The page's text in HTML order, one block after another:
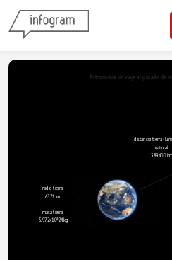
Skip to
Astronomia un viaje al pasado de
distancia tierra -
natural
389400 km
radio tierra
6371 km
masa tierra
5.972x10ª24kg